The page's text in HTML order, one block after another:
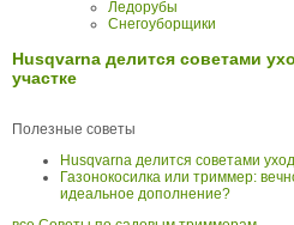
Ледорубы
Снегоуборщики
Husqvarna делится советами
участке
Полезные советы
Husqvarna делится советами
Газонокосилка или триммер:
идеальное дополнение?